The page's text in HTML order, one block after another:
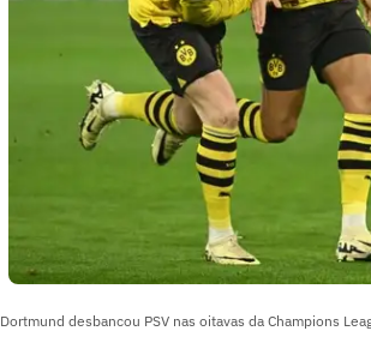
Dortmund desbancou PSV nas oitavas da Champions